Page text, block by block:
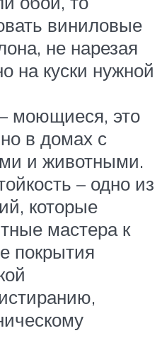
виниловые
не нарезая
на куски нужной
моющиеся, это
в домах с
и животными.
– одно из
которые
мастера к
покрытия